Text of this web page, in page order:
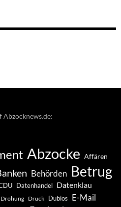
Abzocknews.de:
Abzocke Affären
Behörden Betrug
Datenhandel Datenklau
Drohung Druck Dubios E-Mail